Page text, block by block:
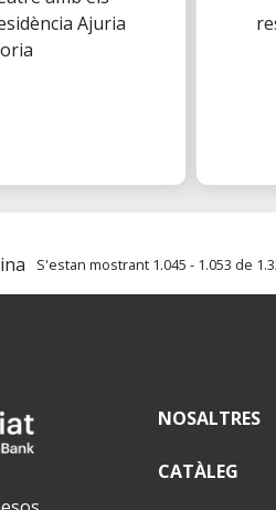
Ajuria
S'estan mostrant 1.045 - 1.053 de
NOSALTRES
CATÀLEG